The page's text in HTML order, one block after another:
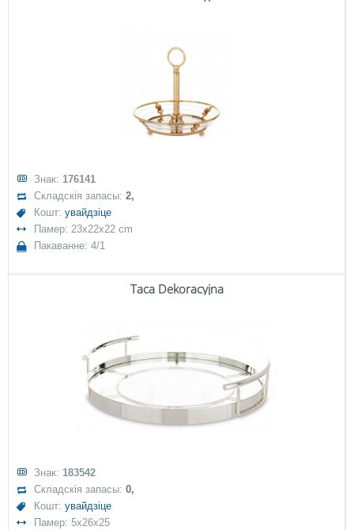
Знак: 176141
Складскія запасы:2,
Кошт:увайдзіце
Памер: 23x22x22 cm
Пакаванне: 4/1
Taca Dekoracyjna
Знак: 183542
Складскія запасы:0,
Кошт:увайдзіце
Памер: 5x26x25